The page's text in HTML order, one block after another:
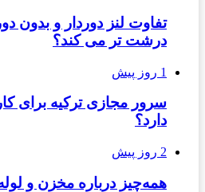
تفاوت لنز دوردار و بدون
درشت تر می کند؟
1 روز پیش
سرور مجازی ترکیه برای
دارد؟
2 روز پیش
همه‌چیز درباره مخزن و